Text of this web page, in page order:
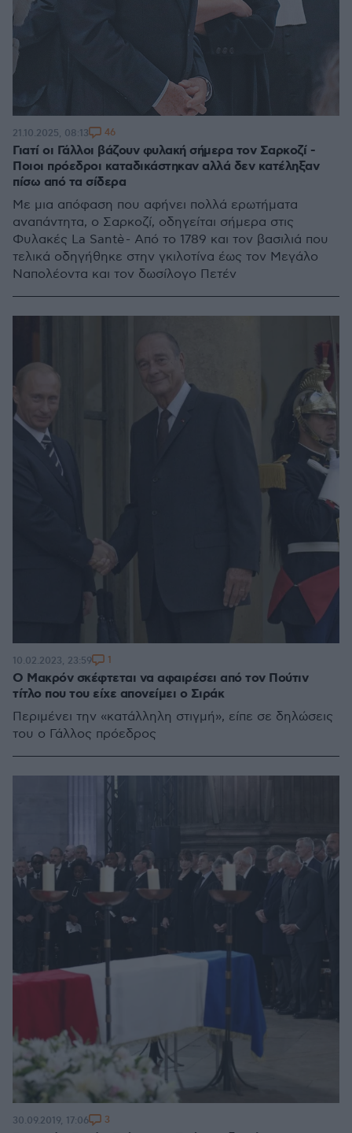
Γιατί οι Γάλλοι βάζουν φυλακή σήμερα τον Σαρκοζί -
Ποιοι πρόεδροι καταδικάστηκαν αλλά δεν κατέληξαν
πίσω από τα σίδερα
Με μια απόφαση που αφήνει πολλά ερωτήματα
αναπάντητα, ο Σαρκοζί, οδηγείται σήμερα στις
Φυλακές La Santè - Aπό το 1789 και τον βασιλιά που
τελικά οδηγήθηκε στην γκιλοτίνα έως τον Μεγάλο
Ναπολέοντα και τον δωσίλογο Πετέν
21.10.2025, 08:13 46
Ο Μακρόν σκέφτεται να αφαιρέσει από τον Πούτιν
τίτλο που του είχε απονείμει ο Σιράκ
Περιμένει την «κατάλληλη στιγμή», είπε σε δηλώσεις
του ο Γάλλος πρόεδρος
10.02.2023, 23:59 1
30.09.2019, 17:06 3